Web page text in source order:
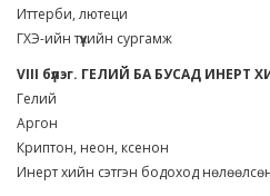
Иттерби, лютеци
ГХЭ-ийн түүхийн сургамж
VIII бүлэг. ГЕЛИЙ БА БУСАД ИНЕРТ
Гелий
Аргон
Криптон, неон, ксенон
Инерт хийн сэтгэн бодоход